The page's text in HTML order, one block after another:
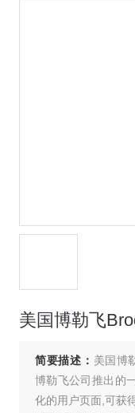
美国博勒飞
简要描述： 美国博
博勒飞公司推出的
化的用户页面,可获